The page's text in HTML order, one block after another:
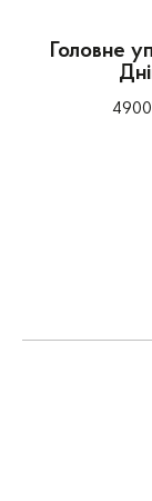
Головне